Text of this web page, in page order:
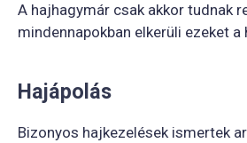
A hajhagymár csak akkor tudnak
mindennapokban elkerüli ezeket a
Hajápolás
Bizonyos hajkezelések ismertek